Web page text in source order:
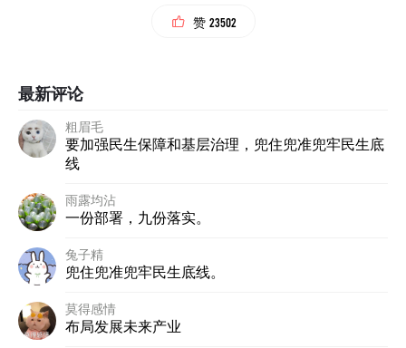
赞 23502
最新评论
粗眉毛
要加强民生保障和基层治理，兜住兜准兜牢民生底
线
雨露均沾
一份部署，九份落实。
兔子精
兜住兜准兜牢民生底线。
莫得感情
布局发展未来产业